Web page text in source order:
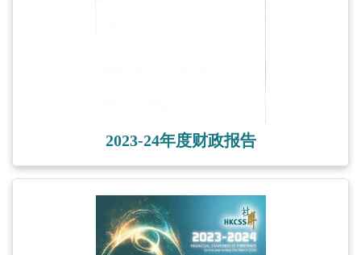
2023-24年度财政报告